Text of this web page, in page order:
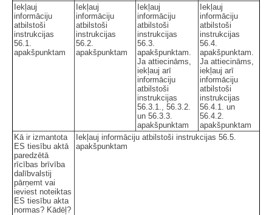
Iekļauj
informāciju
atbilstoši
instrukcijas
56.1.
apakšpunktam
Iekļauj
informāciju
atbilstoši
instrukcijas
56.2.
apakšpunktam
Iekļauj
informāciju
atbilstoši
instrukcijas
56.3.
apakšpunktam.
Ja attiecināms,
iekļauj arī
informāciju
atbilstoši
instrukcijas
56.3.1., 56.3.2.
un 56.3.3.
apakšpunktam
Iekļauj
informāciju
atbilstoši
instrukcijas
56.4.
apakšpunktam.
Ja attiecināms,
iekļauj arī
informāciju
atbilstoši
instrukcijas
56.4.1. un
56.4.2.
apakšpunktam
Kā ir izmantota
ES tiesību aktā
paredzētā
rīcības brīvība
dalībvalstij
pārņemt vai
ieviest noteiktas
ES tiesību akta
normas? Kādēļ?
Iekļauj informāciju atbilstoši instrukcijas 56.5.
apakšpunktam